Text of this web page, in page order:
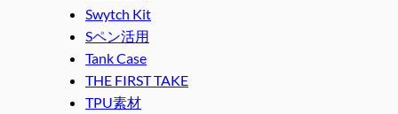
Swytch Kit
Sペン活用
Tank Case
THE FIRST TAKE
TPU素材